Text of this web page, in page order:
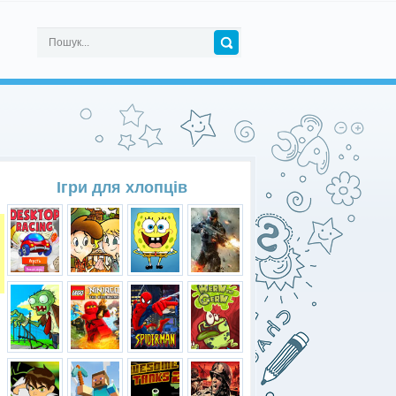
Ігри для хлопців